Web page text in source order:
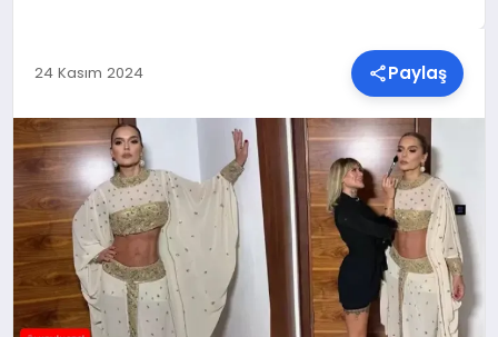
TEKNOLOJI
YAŞAM
MALATYA HABERLERI
24 Kasım 2024 Paylaş